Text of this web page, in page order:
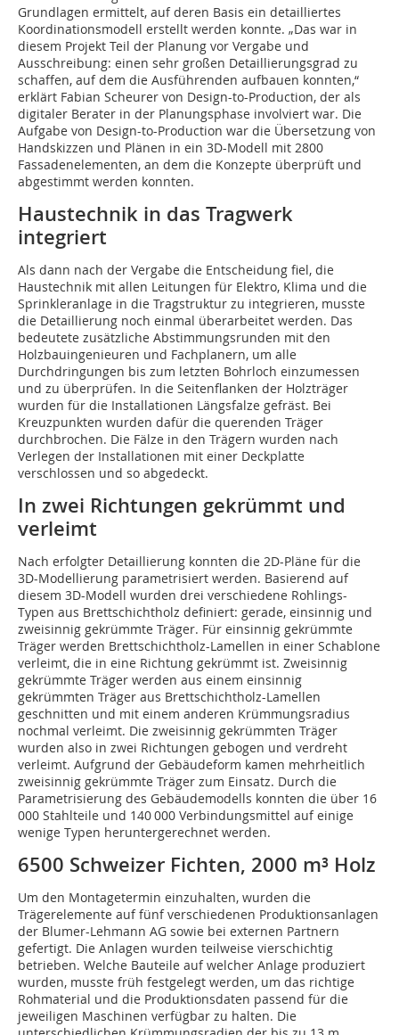
Grundlagen ermittelt, auf deren Basis ein detailliertes
Koordinationsmodell erstellt werden konnte. „Das war in
diesem Projekt Teil der Planung vor Vergabe und
Ausschreibung: einen sehr großen Detaillierungsgrad zu
schaffen, auf dem die Ausführenden aufbauen konnten,“
erklärt Fabian Scheurer von Design-to-Production, der als
digitaler Berater in der Planungsphase involviert war. Die
Aufgabe von Design-to-Production war die Übersetzung von
Handskizzen und Plänen in ein 3D-Modell mit 2800
Fassadenelementen, an dem die Konzepte überprüft und
abgestimmt werden konnten.
Haustechnik in das Tragwerk
integriert
Als dann nach der Vergabe die Entscheidung fiel, die
Haustechnik mit allen Leitungen für Elektro, Klima und die
Sprinkleranlage in die Tragstruktur zu integrieren, musste
die Detaillierung noch einmal überarbeitet werden. Das
bedeutete zusätzliche Abstimmungsrunden mit den
Holzbauingenieuren und Fachplanern, um alle
Durchdringungen bis zum letzten Bohrloch einzumessen
und zu überprüfen. In die Seitenflanken der Holzträger
wurden für die Installationen Längsfalze gefräst. Bei
Kreuzpunkten wurden dafür die querenden Träger
durchbrochen. Die Fälze in den Trägern wurden nach
Verlegen der Installationen mit einer Deckplatte
verschlossen und so abgedeckt.
In zwei Richtungen gekrümmt und
verleimt
Nach erfolgter Detaillierung konnten die 2D-Pläne für die
3D-Modellierung parametrisiert werden. Basierend auf
diesem 3D-Modell wurden drei verschiedene Rohlings-
Typen aus Brettschichtholz definiert: gerade, einsinnig und
zweisinnig gekrümmte Träger. Für einsinnig gekrümmte
Träger werden Brettschichtholz-Lamellen in einer Schablone
verleimt, die in eine Richtung gekrümmt ist. Zweisinnig
gekrümmte Träger werden aus einem einsinnig
gekrümmten Träger aus Brettschichtholz-Lamellen
geschnitten und mit einem anderen Krümmungsradius
nochmal verleimt. Die zweisinnig gekrümmten Träger
wurden also in zwei Richtungen gebogen und verdreht
verleimt. Aufgrund der Gebäudeform kamen mehrheitlich
zweisinnig gekrümmte Träger zum Einsatz. Durch die
Parametrisierung des Gebäudemodells konnten die über 16
000 Stahlteile und 140 000 Verbindungsmittel auf einige
wenige Typen heruntergerechnet werden.
6500 Schweizer Fichten, 2000 m³ Holz
Um den Montagetermin einzuhalten, wurden die
Trägerelemente auf fünf verschiedenen Produktionsanlagen
der Blumer-Lehmann AG sowie bei externen Partnern
gefertigt. Die Anlagen wurden teilweise vierschichtig
betrieben. Welche Bauteile auf welcher Anlage produziert
wurden, musste früh festgelegt werden, um das richtige
Rohmaterial und die Produktionsdaten passend für die
jeweiligen Maschinen verfügbar zu halten. Die